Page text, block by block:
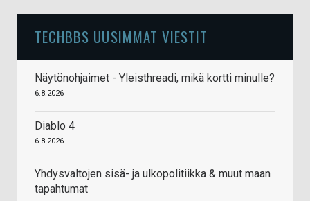
TECHBBS UUSIMMAT VIESTIT
Näytönohjaimet - Yleisthreadi, mikä kortti minulle?
6.8.2026
Diablo 4
6.8.2026
Yhdysvaltojen sisä- ja ulkopolitiikka & muut maan
tapahtumat